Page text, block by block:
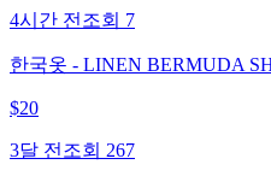
4시간 전 조회 7
한국옷 - LINEN BERMUDA
$20
3달 전 조회 267